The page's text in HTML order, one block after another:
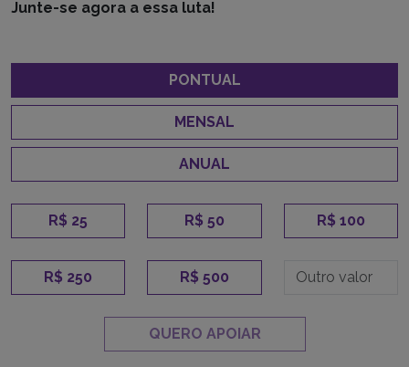
Junte-se agora a essa luta!
PONTUAL
MENSAL
ANUAL
R$ 25 R$ 50 R$ 100
R$ 250 R$ 500
QUERO APOIAR